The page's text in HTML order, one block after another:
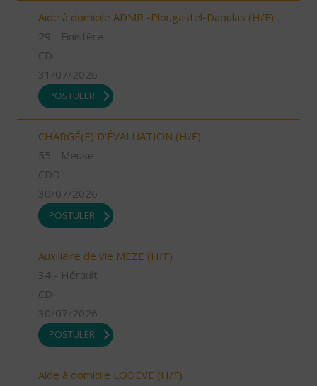
Aide à domicile ADMR -Plougastel-Daoulas (H/F)
29 - Finistère
CDI
31/07/2026
POSTULER
CHARGÉ(E) D'ÉVALUATION (H/F)
55 - Meuse
CDD
30/07/2026
POSTULER
Auxiliaire de vie MEZE (H/F)
34 - Hérault
CDI
30/07/2026
POSTULER
Aide à domicile LODEVE (H/F)